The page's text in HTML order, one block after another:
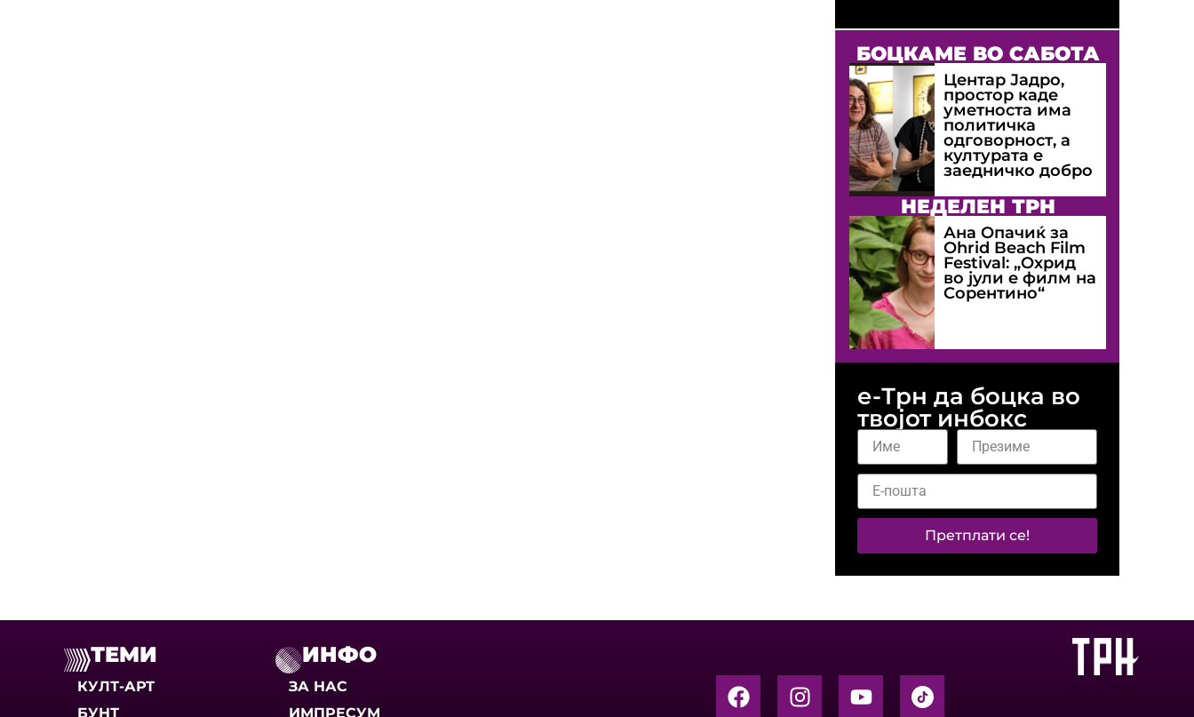
БОЦКАМЕ ВО САБОТА
Центар Јадро,
простор каде
уметноста има
политичка
одговорност, а
културата е
заедничко добро
НЕДЕЛЕН ТРН
Ана Опачиќ за
Оhrid Beach Film
Festival: „Охрид
во јули е филм на
Сорентино“
е-Трн да боцка во
твојот инбокс
Претплати се!
ТЕМИ
КУЛТ-АРТ
БУНТ
ИНФО
ЗА НАС
ИМПРЕСУМ